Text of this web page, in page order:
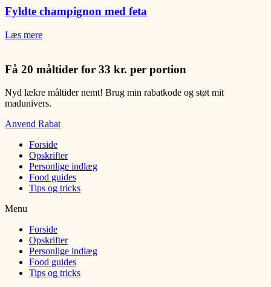
Fyldte champignon med feta
Læs mere
Få 20 måltider for 33 kr. per portion
Nyd lækre måltider nemt! Brug min rabatkode og støt mit
madunivers.
Anvend Rabat
Forside
Opskrifter
Personlige indlæg
Food guides
Tips og tricks
Menu
Forside
Opskrifter
Personlige indlæg
Food guides
Tips og tricks